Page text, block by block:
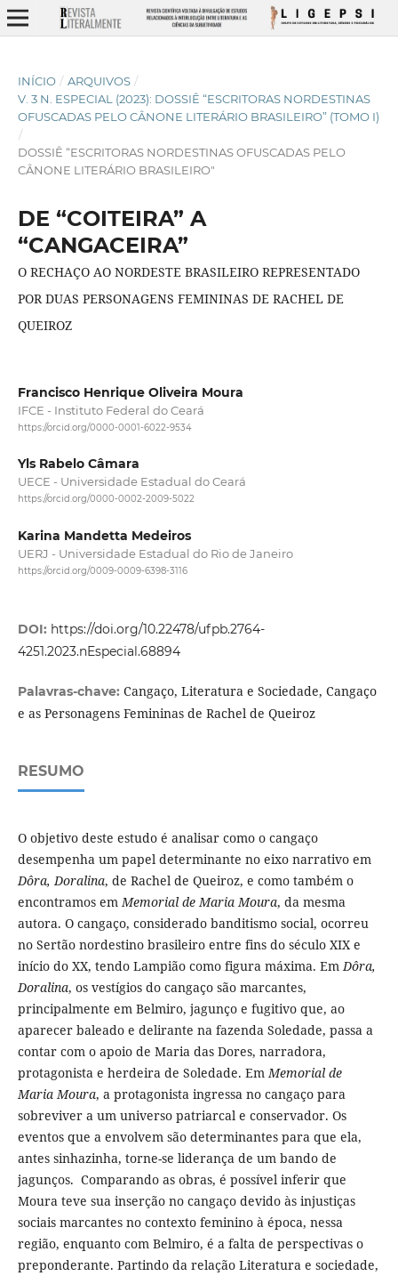
INÍCIO / ARQUIVOS /
V. 3 N. ESPECIAL (2023): DOSSIÊ “ESCRITORAS NORDESTINAS
OFUSCADAS PELO CÂNONE LITERÁRIO BRASILEIRO” (TOMO I)
/
DOSSIÊ “ESCRITORAS NORDESTINAS OFUSCADAS PELO
CÂNONE LITERÁRIO BRASILEIRO"
DE “COITEIRA” A
“CANGACEIRA”
O RECHAÇO AO NORDESTE BRASILEIRO REPRESENTADO
POR DUAS PERSONAGENS FEMININAS DE RACHEL DE
QUEIROZ
Francisco Henrique Oliveira Moura
IFCE - Instituto Federal do Ceará
https://orcid.org/0000-0001-6022-9534
Yls Rabelo Câmara
UECE - Universidade Estadual do Ceará
https://orcid.org/0000-0002-2009-5022
Karina Mandetta Medeiros
UERJ - Universidade Estadual do Rio de Janeiro
https://orcid.org/0009-0009-6398-3116
DOI: https://doi.org/10.22478/ufpb.2764-
4251.2023.nEspecial.68894
Palavras-chave: Cangaço, Literatura e Sociedade, Cangaço
e as Personagens Femininas de Rachel de Queiroz
RESUMO
O objetivo deste estudo é analisar como o cangaço
desempenha um papel determinante no eixo narrativo em
Dôra, Doralina, de Rachel de Queiroz, e como também o
encontramos emMemorial de Maria Moura, da mesma
autora. O cangaço, considerado banditismo social, ocorreu
no Sertão nordestino brasileiro entre fins do século XIX e
início do XX, tendo Lampião como figura máxima. EmDôra,
Doralina, os vestígios do cangaço são marcantes,
principalmente em Belmiro, jagunço e fugitivo que, ao
aparecer baleado e delirante na fazenda Soledade, passa a
contar com o apoio de Maria das Dores, narradora,
protagonista e herdeira de Soledade. EmMemorial de
Maria Moura, a protagonista ingressa no cangaço para
sobreviver a um universo patriarcal e conservador. Os
eventos que a envolvem são determinantes para que ela,
antes sinhazinha, torne-se liderança de um bando de
jagunços. Comparando as obras, é possível inferir que
Moura teve sua inserção no cangaço devido às injustiças
sociais marcantes no contexto feminino à época, nessa
região, enquanto com Belmiro, é a falta de perspectivas o
preponderante. Partindo da relação Literatura e sociedade,